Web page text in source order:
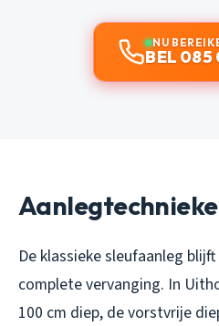
NU
BEL 085
De klassieke sleufaanleg
complete vervanging. In
100 cm diep, de vorstvrije